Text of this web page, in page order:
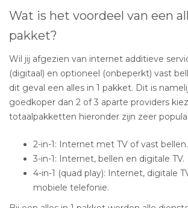
Wat is het voordeel van een
pakket?
Wil jij afgezien van internet additieve
(digitaal) en optioneel (onbeperkt) vast
dit geval een alles in 1 pakket. Dit is
goedkoper dan 2 of 3 aparte providers
totaalpakketten hieronder zijn zeer
2-in-1: Internet met TV of vast bellen.
3-in-1: Internet, bellen en digitale TV.
4-in-1 (quad play): Internet, digitale
mobiele telefonie.